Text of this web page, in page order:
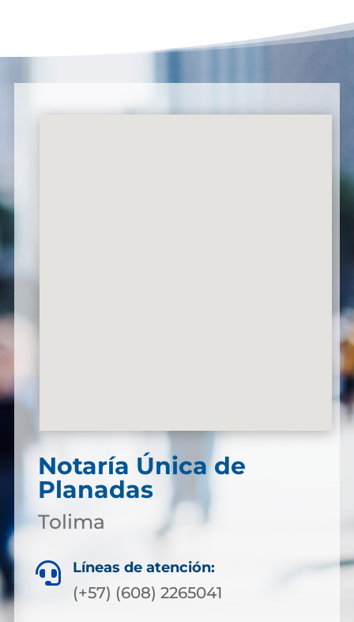
Notaría Única de
Planadas
Tolima
 Líneas de atención:
(+57) (608) 2265041